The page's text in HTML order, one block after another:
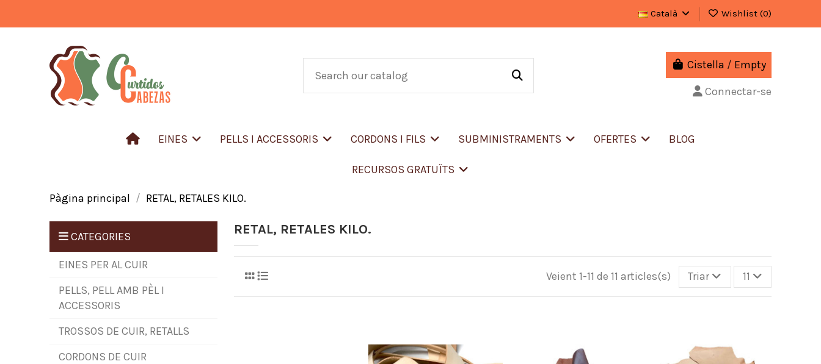
Català Wishlist (0)
Cistella / Empty
Connectar-se
EINES PELLS I ACCESSORIS CORDONS I FILS SUBMINISTRAMENTS OFERTES BLOG
RECURSOS GRATUÏTS
Pàgina principal RETAL, RETALES KILO.
RETAL, RETALES KILO.
Veient 1-11 de 11 articles(s) Triar 11
CATEGORIES
EINES PER AL CUIR
PELLS, PELL AMB PÈL I
ACCESSORIS
TROSSOS DE CUIR, RETALLS
CORDONS DE CUIR